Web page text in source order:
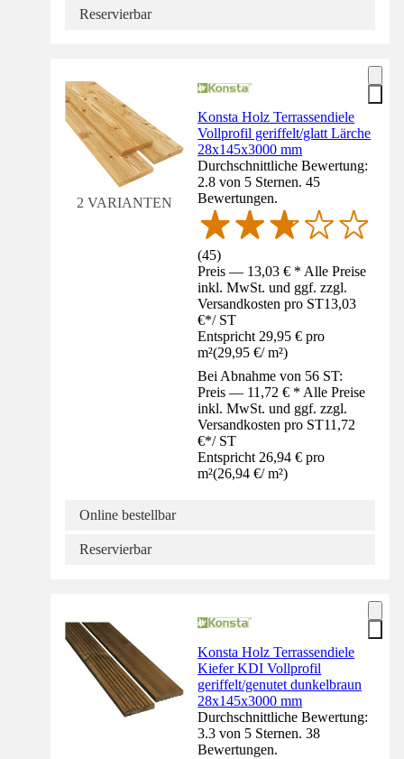
Reservierbar
2 VARIANTEN
Konsta Holz Terrassendiele
Vollprofil geriffelt/glatt Lärche
28x145x3000 mm
Durchschnittliche Bewertung:
2.8 von 5 Sternen. 45
Bewertungen.
(45)
Preis — 13,03 € * Alle Preise
inkl. MwSt. und ggf. zzgl.
Versandkosten pro ST13,03
€*/ ST
Entspricht 29,95 € pro
m²(29,95 €/ m²)
Bei Abnahme von 56 ST:
Preis — 11,72 € * Alle Preise
inkl. MwSt. und ggf. zzgl.
Versandkosten pro ST11,72
€*/ ST
Entspricht 26,94 € pro
m²(26,94 €/ m²)
Online bestellbar
Reservierbar
Konsta Holz Terrassendiele
Kiefer KDI Vollprofil
geriffelt/genutet dunkelbraun
28x145x3000 mm
Durchschnittliche Bewertung:
3.3 von 5 Sternen. 38
Bewertungen.